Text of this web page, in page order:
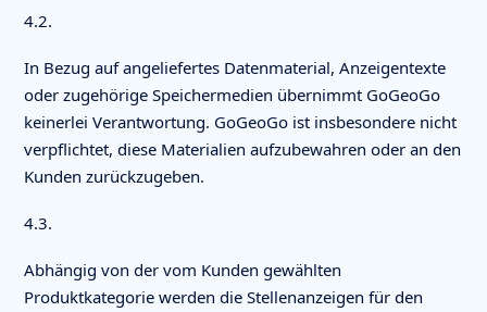
4.2.
In Bezug auf angeliefertes Datenmaterial, Anzeigentexte
oder zugehörige Speichermedien übernimmt GoGeoGo
keinerlei Verantwortung. GoGeoGo ist insbesondere nicht
verpflichtet, diese Materialien aufzubewahren oder an den
Kunden zurückzugeben.
4.3.
Abhängig von der vom Kunden gewählten
Produktkategorie werden die Stellenanzeigen für den